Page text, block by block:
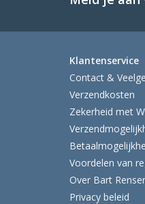
Klantenservice
Contact &
Verzendkosten
Zekerheid met
Voordelen van
Over Bart
Privacy beleid